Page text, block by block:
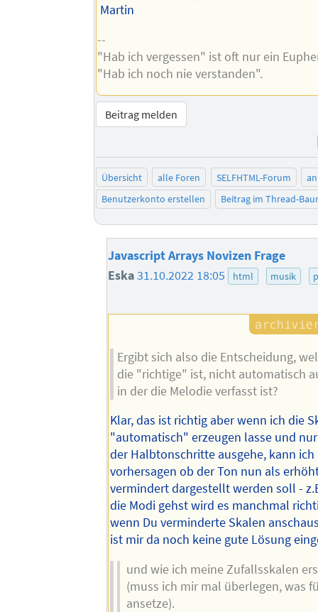
Martin
--
"Hab ich vergessen" ist oft nur ein
"Hab ich noch nie verstanden".
Beitrag melden
Übersicht alle Foren SELFHTML-Forum
Benutzerkonto erstellen
Beitrag im Thread-
Javascript Arrays Novizen Frage
Eska31.10.2022 18:05 html musik
Ergibt sich also die Entscheidung,
die "richtige" ist, nicht automatisch
in der die Melodie verfasst ist?
Klar, das ist richtig aber wenn ich die
"automatisch" erzeugen lasse und
der Halbtonschritte ausgehe, kann
vorhersagen ob der Ton nun als
vermindert dargestellt werden soll -
die Modi gehst wird es manchmal
wenn Du verminderte Skalen
ist mir da noch keine gute Lösung
und wie ich meine Zufallsskalen
(muss ich mir mal überlegen, was
ansetze).